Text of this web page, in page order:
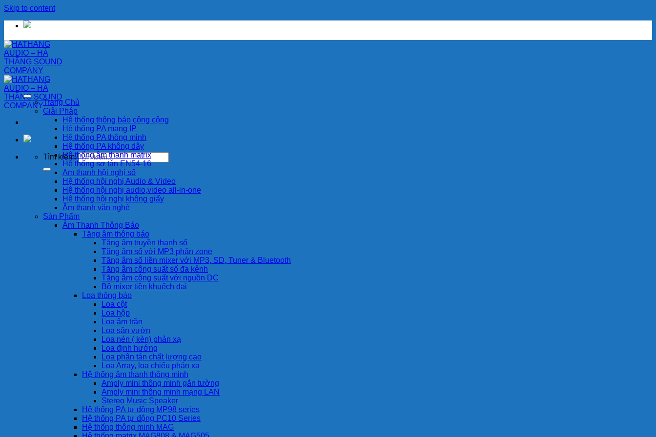
Skip to content
Tìm kiếm:
Trang Chủ
Giải Pháp
Hệ thống thông báo công cộng
Hệ thống PA mạng IP
Hệ thống PA thông minh
Hệ thống PA không dây
Hệ thống âm thanh matrix
Hệ thống sơ tán EN54-16
Am thanh hội nghị số
Hệ thống hội nghị Audio & Video
Hệ thống hội nghị audio,video all-in-one
Hệ thống hội nghị không giấy
Âm thanh văn nghệ
Sản Phẩm
Âm Thanh Thông Báo
Tăng âm thông báo
Tăng âm truyền thanh số
Tăng âm số với MP3 phân zone
Tăng âm số liền mixer với MP3, SD, Tuner & Bluetooth
Tăng âm công suất số đa kênh
Tăng âm công suất với nguồn DC
Bộ mixer tiền khuếch đại
Loa thông báo
Loa cột
Loa hộp
Loa âm trần
Loa sân vườn
Loa nén ( kèn) phản xạ
Loa định hướng
Loa phân tán chất lượng cao
Loa Array, loa chiếu phản xạ
Hệ thống âm thanh thông minh
Amply mini thông minh gắn tường
Amply mini thông minh mạng LAN
Stereo Music Speaker
Hệ thống PA tự động MP98 series
Hệ thống PA tự động PC10 Series
Hệ thống thông minh MAG